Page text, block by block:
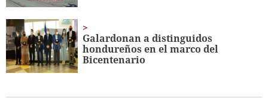
Galardonan a distinguidos
hondureños en el marco del
Bicentenario